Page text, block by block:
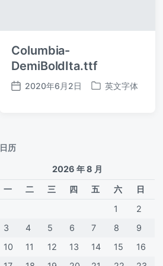
Columbia-
DemiBoldIta.ttf
发
2020年6月2日
发
英文字体
日历
2026 年 8 月
一
二 三 四 五 六
日
1
2
3
4 5 6 7 8
9
10
11 12 13 14 15
16